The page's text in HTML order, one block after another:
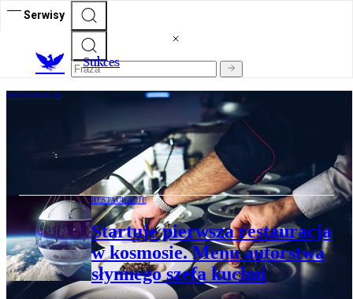
Serwisy
Sukces
RESTAURACJE
„Gdzie są kobiety?” Szef przewodnika
Michelin wskazał problem w branży
RESTAURACJE
Startuje pierwsza restauracja
w kosmosie. Menu autorstwa
słynnego szefa kuchni